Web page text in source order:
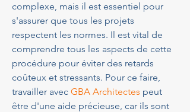
complexe, mais il est essentiel pour
s'assurer que tous les projets
respectent les normes. Il est vital de
comprendre tous les aspects de cette
procédure pour éviter des retards
coûteux et stressants. Pour ce faire,
travailler avec GBA Architectes peut
être d'une aide précieuse, car ils sont